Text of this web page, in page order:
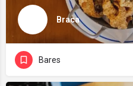
Braca
Bares